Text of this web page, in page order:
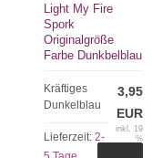
Light My Fire
Spork
Originalgröße
Farbe Dunkbelblau
Kräftiges
Dunkelblau
Lieferzeit:2-
3,95
EUR
inkl. 19
%